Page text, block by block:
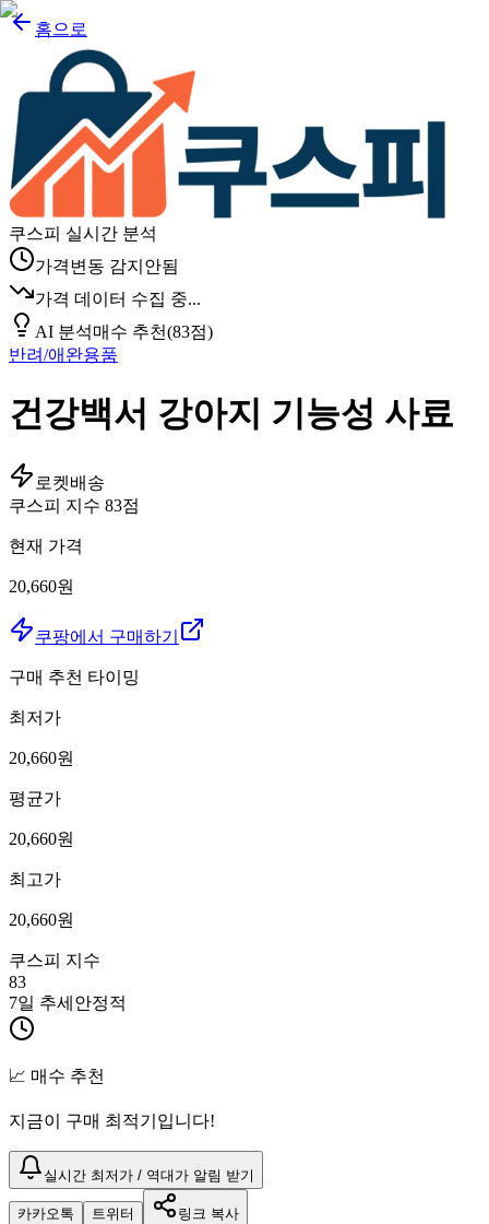
홈으로
쿠스피 실시간 분석
가격변동 감지안됨
가격 데이터 수집 중...
AI 분석매수 추천(83점)
반려/애완용품
건강백서 강아지 기능성 사료
로켓배송
쿠스피 지수 83점
현재 가격
20,660원
쿠팡에서 구매하기
구매 추천 타이밍
최저가
20,660원
평균가
20,660원
최고가
20,660원
쿠스피 지수
83
7일 추세 안정적
📈 매수 추천
지금이 구매 최적기입니다!
실시간 최저가 / 역대가 알림 받기
카카오톡 트위터 링크 복사